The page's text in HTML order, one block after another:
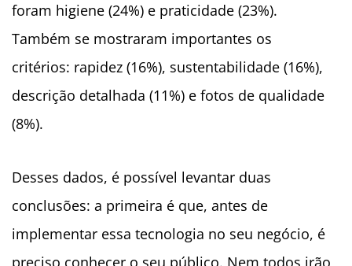
foram higiene (24%) e praticidade (23%).
Também se mostraram importantes os
critérios: rapidez (16%), sustentabilidade (16%),
descrição detalhada (11%) e fotos de qualidade
(8%).
Desses dados, é possível levantar duas
conclusões: a primeira é que, antes de
implementar essa tecnologia no seu negócio, é